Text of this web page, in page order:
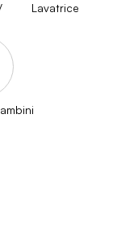
Lavatrice